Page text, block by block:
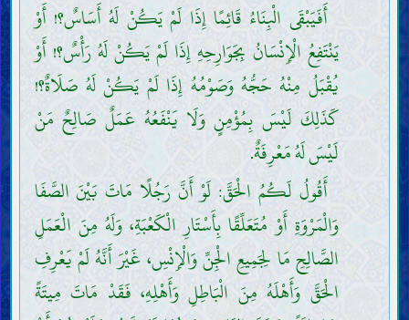
أَفَيَبْقَى الْبِنَاءُ قَائِمًا إِذَا لَمْ يَكُنْ لَهُ أَسَاسٌ؟! أَوْ
يَنْتَفِعُ الْإِنْسَانُ بِجَوَارِحِهِ إِذَا لَمْ يَكُنْ لَهُ رَأْسٌ؟! أَوْ
يُقْبَلُ مِنْهُ حَجُّهُ وَصَوْمُهُ إِذَا لَمْ يَكُنْ لَهُ صَلَاةٌ؟!
كَذَلِكَ لَيْسَ بِمُؤْمِنٍ وَلَا يَنْفَعُهُ عَمَلٌ صَالِحٌ مَنْ
لَيْسَ لَهُ مَعْرِفَةٌ.
أَقُولُ لَكُمُ الْحَقَّ: لَوْ أَنَّ رَجُلًا مَاتَ بَيْنَ الصَّفَا
وَالْمَرْوَةِ أَوْ مُتَعَلِّقًا بِأَسْتَارِ الْكَعْبَةِ، وَلَهُ مِنَ الْعَمَلِ
الصَّالِحِ مَا لِجَمِيعِ الْجِنِّ وَالْإِنْسِ، غَيْرَ أَنَّهُ لَمْ يَعْرِفِ
الْحَقَّ وَأَهْلَهُ مِنَ الْبَاطِلِ وَأَهْلِهِ، فَقَدْ مَاتَ مِيتَةً